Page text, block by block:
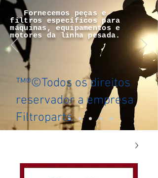
Fornecemos peças e
filtros específicos para
máquinas, equipamentos e
motores da linha pesada.
™®©Todos os direitos
reservador a empresa
Filtroparts.